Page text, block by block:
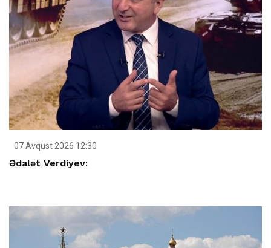
07 Avqust 2026 12:30
Ədalət Verdiyev: